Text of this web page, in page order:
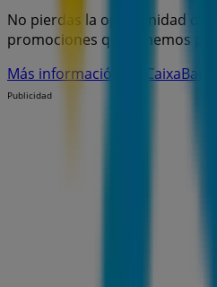
No pierdas la oportunidad de
promociones que tenemos
Más información de CaixaBank
Publicidad